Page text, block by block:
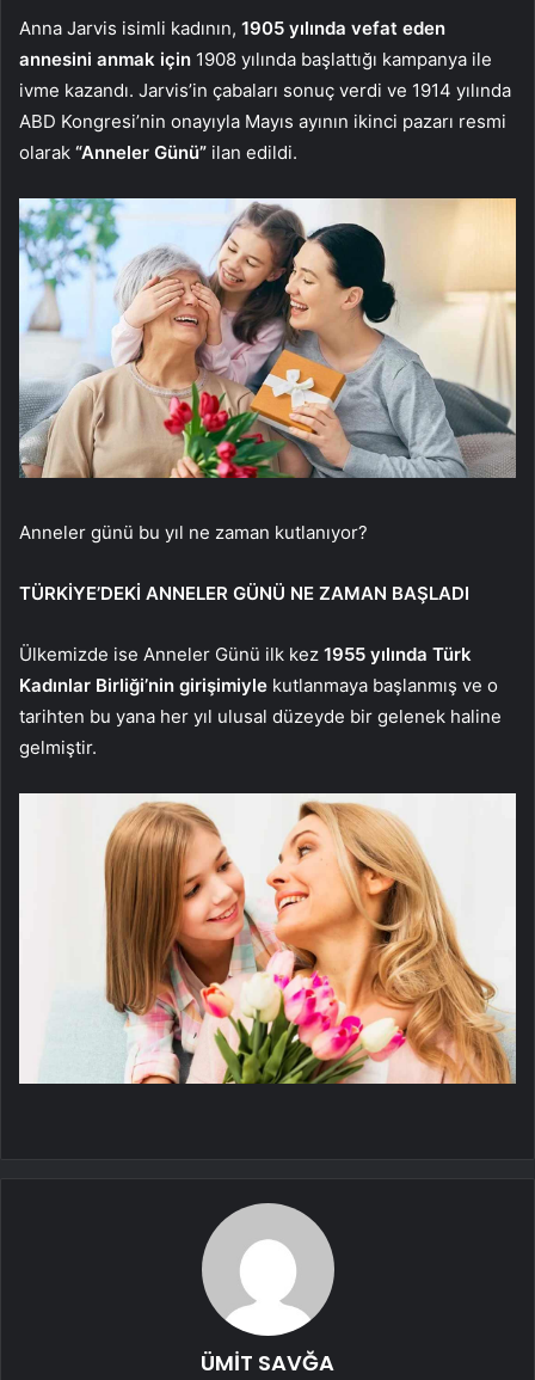
Anna Jarvis isimli kadının, 1905 yılında vefat eden
annesini anmak için 1908 yılında başlattığı kampanya ile
ivme kazandı. Jarvis’in çabaları sonuç verdi ve 1914 yılında
ABD Kongresi’nin onayıyla Mayıs ayının ikinci pazarı resmi
olarak “Anneler Günü” ilan edildi.
Anneler günü bu yıl ne zaman kutlanıyor?
TÜRKİYE’DEKİ ANNELER GÜNÜ NE ZAMAN BAŞLADI
Ülkemizde ise Anneler Günü ilk kez 1955 yılında Türk
Kadınlar Birliği’nin girişimiyle kutlanmaya başlanmış ve o
tarihten bu yana her yıl ulusal düzeyde bir gelenek haline
gelmiştir.
ÜMİT SAVĞA